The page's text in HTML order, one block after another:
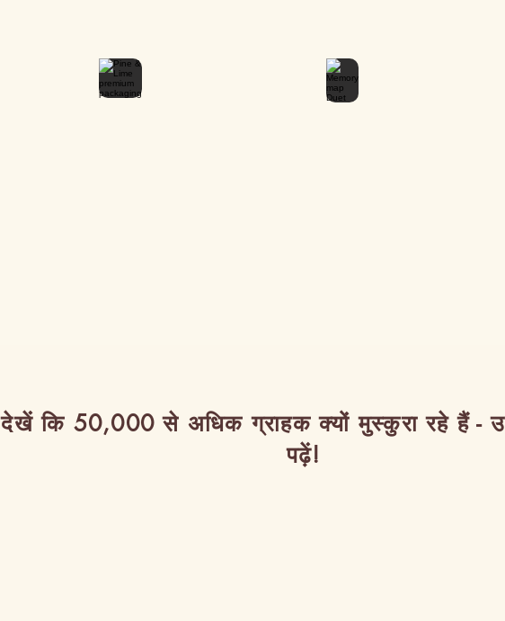
देखें कि 50,000 से अधिक ग्राहक क्यों मुस्कुरा रहे हैं -
पढ़ें!